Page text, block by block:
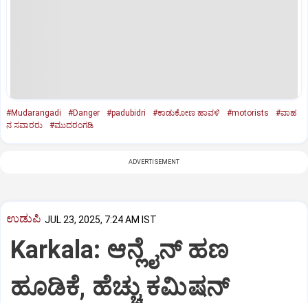
#Mudarangadi #Danger #padubidri #ಕಾಡುಕೋಣ ಹಾವಳಿ #motorists
#ವಾಹ
ನ ಸವಾರರು
#ಮುದರಂಗಡಿ
ADVERTISEMENT
ಉಡುಪಿ JUL 23, 2025, 7:24 AM IST
Karkala: ಆನ್ಲೈನ್‌ ಹಣ
ಹೂಡಿಕೆ, ಹೆಚ್ಚು ಕಮಿಷನ್‌